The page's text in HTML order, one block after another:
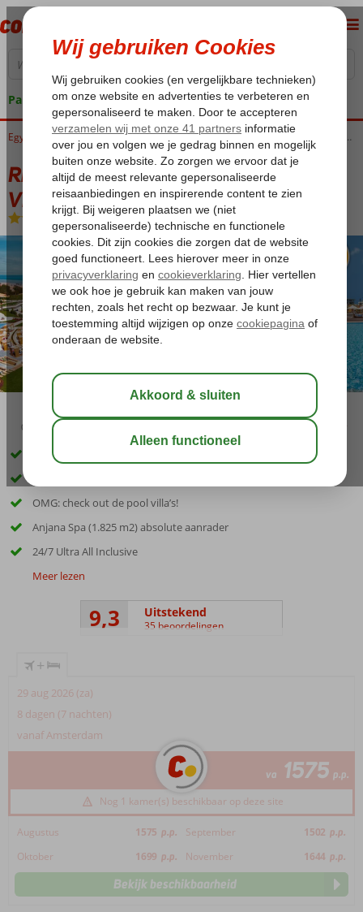
Pakketgarantie
Home Rode Zee Hurghada Hurghada-Stad Rixos Premium Magawish Suites & Villas
Rixos Premium Magawish Suites &
Villas
Ultra All Inclusive-Hotel
04:50 bewaar
Ultieme luxe, geopend in 2021
OMG: check out de pool villa’s!
Anjana Spa (1.825 m2) absolute aanrader
24/7 Ultra All Inclusive
Meer lezen
9,3 Uitstekend
35 beoordelingen
+
29 aug 2026 (za)
8 dagen (7 nachten)
vanaf Amsterdam
va 1575 p.p.
Nog 1 kamer(s) beschikbaar op deze site
Augustus 1575 p.p. September 1502 p.p.
Oktober
1699 p.p. November 1644 p.p.
Bekijk beschikbaarheid